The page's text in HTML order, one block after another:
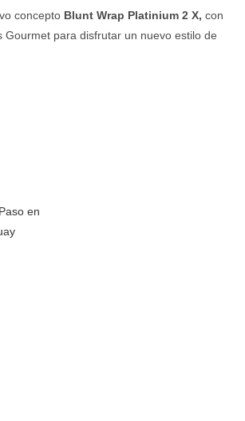
concepto Blunt Wrap Platinium 2 X, con
Gourmet para disfrutar un nuevo estilo de